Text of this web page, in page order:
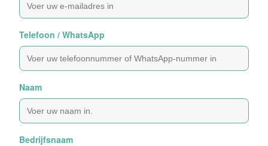
Telefoon / WhatsApp
Naam
Bedrijfsnaam